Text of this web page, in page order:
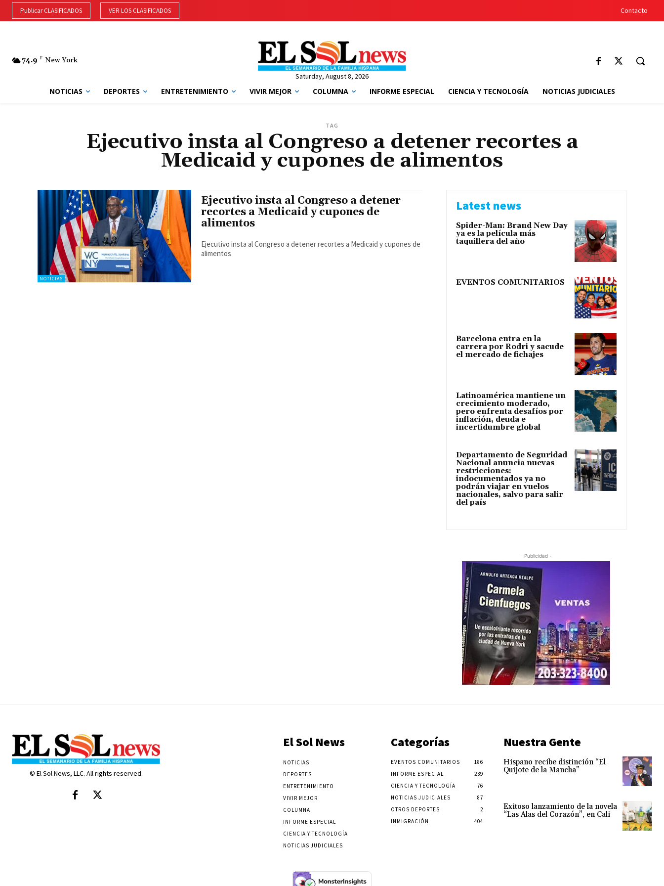
Publicar CLASIFICADOS VER LOS CLASIFICADOS Contacto
74.9 F New York
Saturday, August 8, 2026
NOTICIAS DEPORTES ENTRETENIMIENTO VIVIR MEJOR COLUMNA INFORME ESPECIAL CIENCIA Y TECNOLOGÍA NOTICIAS JUDICIALES
TAG
Ejecutivo insta al Congreso a detener recortes a
Medicaid y cupones de alimentos
NOTICIAS
Ejecutivo insta al Congreso a detener
recortes a Medicaid y cupones de
alimentos
Ejecutivo insta al Congreso a detener recortes a Medicaid y cupones de
alimentos
Latest news
Spider-Man: Brand New Day
ya es la película más
taquillera del año
EVENTOS COMUNITARIOS
Barcelona entra en la
carrera por Rodri y sacude
el mercado de fichajes
Latinoamérica mantiene un
crecimiento moderado,
pero enfrenta desafíos por
inflación, deuda e
incertidumbre global
Departamento de Seguridad
Nacional anuncia nuevas
restricciones:
indocumentados ya no
podrán viajar en vuelos
nacionales, salvo para salir
del país
- Publicidad -
© El Sol News, LLC. All rights reserved.
El Sol News
NOTICIAS
DEPORTES
ENTRETENIMIENTO
VIVIR MEJOR
COLUMNA
INFORME ESPECIAL
CIENCIA Y TECNOLOGÍA
NOTICIAS JUDICIALES
Categorías
EVENTOS COMUNITARIOS
186
INFORME ESPECIAL
239
CIENCIA Y TECNOLOGÍA
76
NOTICIAS JUDICIALES
87
OTROS DEPORTES
2
INMIGRACIÓN
404
Nuestra Gente
Hispano recibe distinción “El
Quijote de la Mancha”
Exitoso lanzamiento de la novela
“Las Alas del Corazón”, en Cali